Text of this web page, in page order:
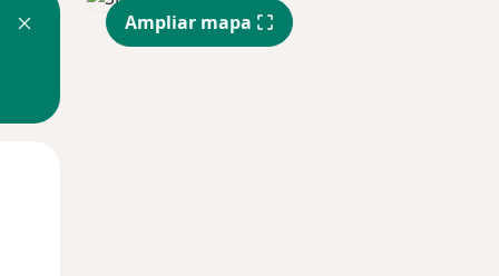
Ampliar mapa